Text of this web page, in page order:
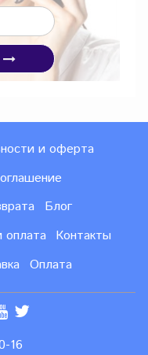
и оферта
Блог
оплата
Контакты
Оплата
16